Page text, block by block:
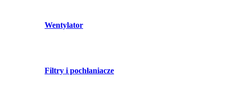
Wentylator
Filtry i pochłaniacze